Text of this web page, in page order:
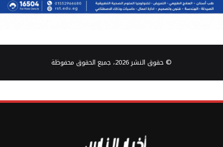
© حقوق النشر 2026، جميع الحقوق محفوظة